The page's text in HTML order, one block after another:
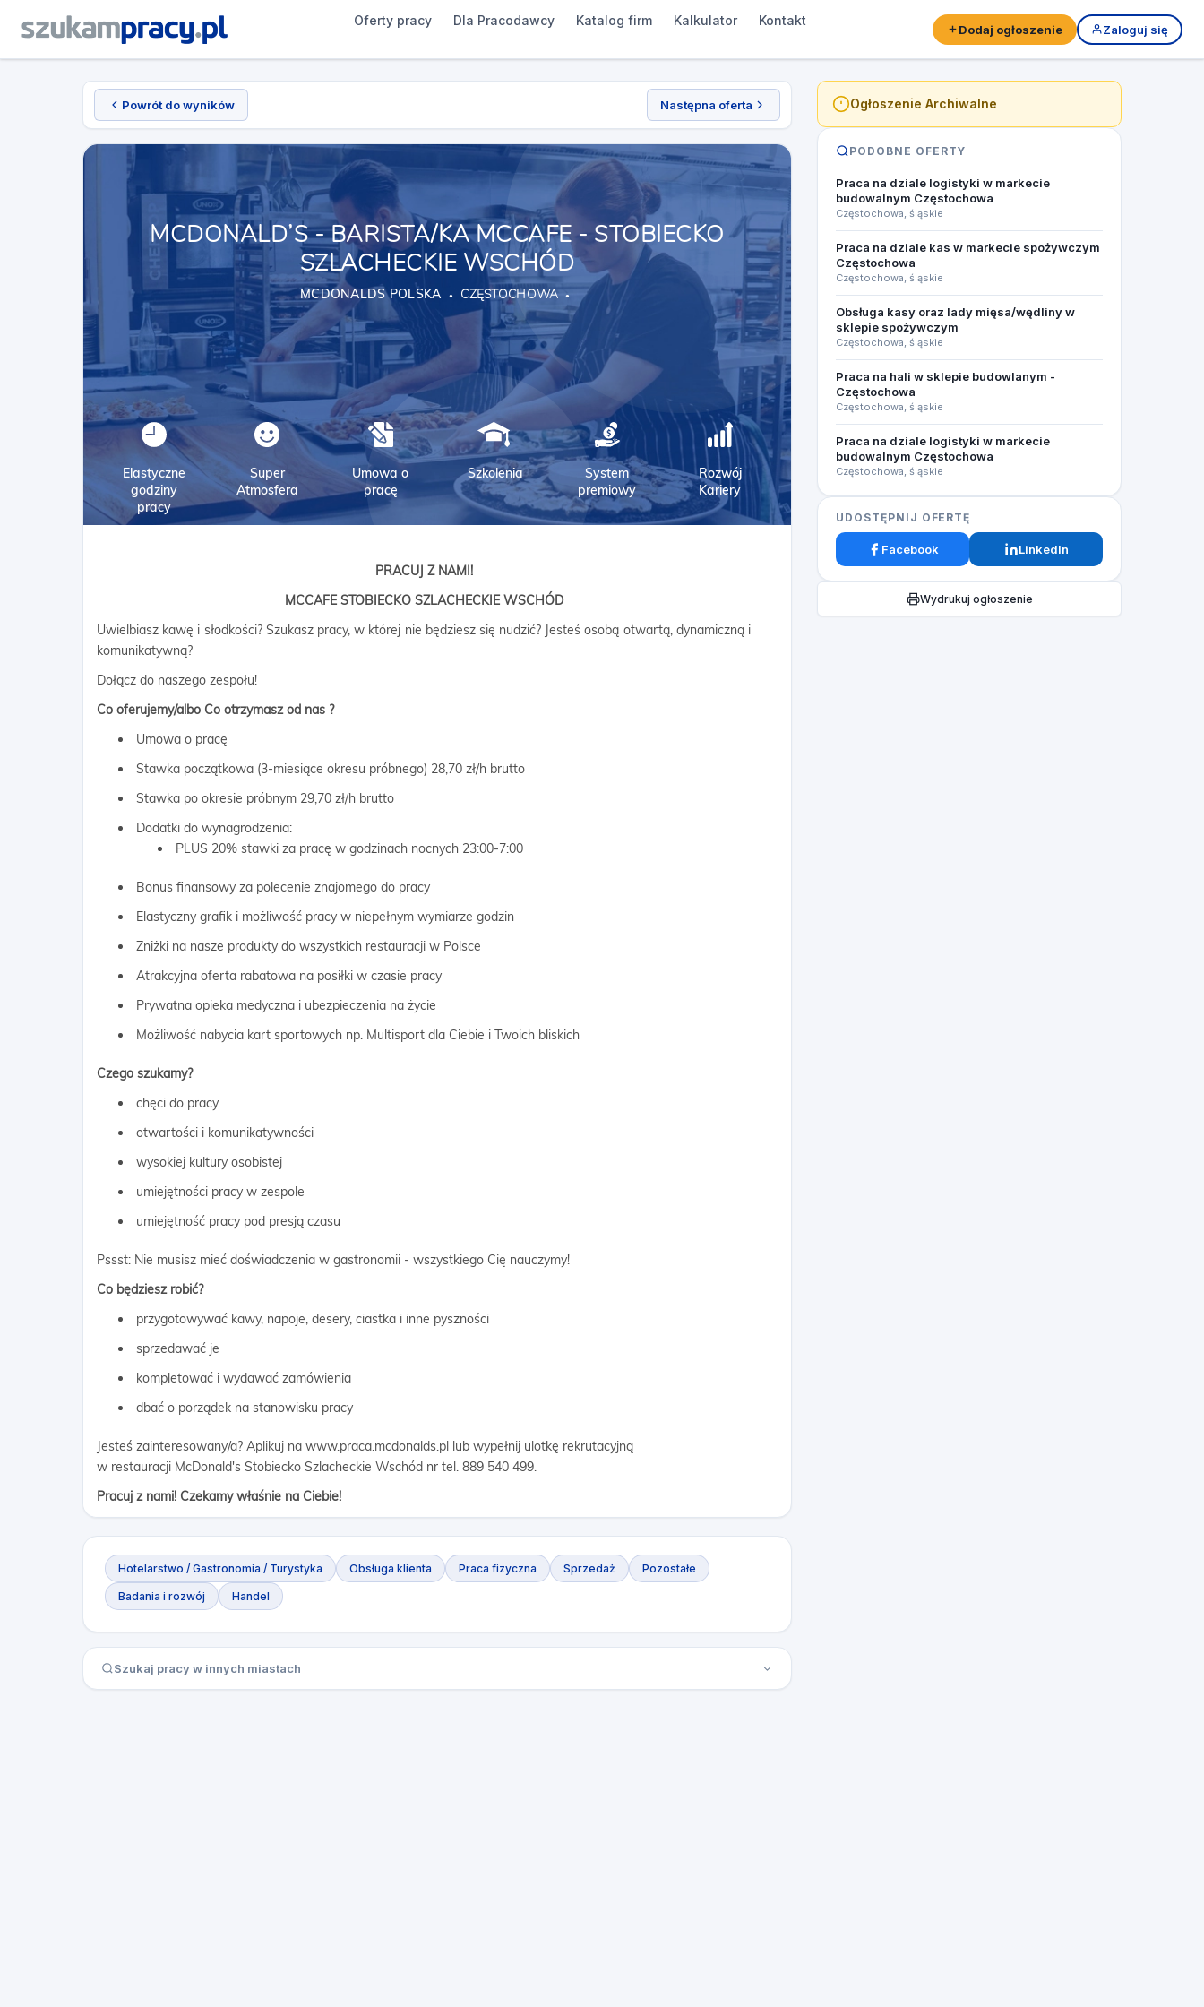
Oferty pracy Dla Pracodawcy Katalog firm Kalkulator Kontakt
Dodaj ogłoszenie Zaloguj się
Powrót do wyników Następna oferta
MCDONALD’S - BARISTA/KA MCCAFE - STOBIECKO
SZLACHECKIE WSCHÓD
MCDONALDS POLSKA CZĘSTOCHOWA
Elastyczne
godziny
pracy
Super
Atmosfera
Umowa o
pracę
Szkolenia
System
premiowy
Rozwój
Kariery
PRACUJ Z NAMI!
MCCAFE STOBIECKO SZLACHECKIE WSCHÓD
Uwielbiasz kawę i słodkości? Szukasz pracy, w której nie będziesz się nudzić? Jesteś osobą otwartą, dynamiczną i
komunikatywną?
Dołącz do naszego zespołu!
Co oferujemy/albo Co otrzymasz od nas ?
Umowa o pracę
Stawka początkowa (3-miesiące okresu próbnego) 28,70 zł/h brutto
Stawka po okresie próbnym 29,70 zł/h brutto
Dodatki do wynagrodzenia:
PLUS 20% stawki za pracę w godzinach nocnych 23:00-7:00
Bonus finansowy za polecenie znajomego do pracy
Elastyczny grafik i możliwość pracy w niepełnym wymiarze godzin
Zniżki na nasze produkty do wszystkich restauracji w Polsce
Atrakcyjna oferta rabatowa na posiłki w czasie pracy
Prywatna opieka medyczna i ubezpieczenia na życie
Możliwość nabycia kart sportowych np. Multisport dla Ciebie i Twoich bliskich
Czego szukamy?
chęci do pracy
otwartości i komunikatywności
wysokiej kultury osobistej
umiejętności pracy w zespole
umiejętność pracy pod presją czasu
Pssst: Nie musisz mieć doświadczenia w gastronomii - wszystkiego Cię nauczymy!
Co będziesz robić?
przygotowywać kawy, napoje, desery, ciastka i inne pyszności
sprzedawać je
kompletować i wydawać zamówienia
dbać o porządek na stanowisku pracy
Jesteś zainteresowany/a? Aplikuj na www.praca.mcdonalds.pl lub wypełnij ulotkę rekrutacyjną
w restauracji McDonald's Stobiecko Szlacheckie Wschód nr tel. 889 540 499.
Pracuj z nami! Czekamy właśnie na Ciebie!
Hotelarstwo / Gastronomia / Turystyka Obsługa klienta Praca fizyczna Sprzedaż Pozostałe
Badania i rozwój Handel
Szukaj pracy w innych miastach
Ogłoszenie Archiwalne
PODOBNE OFERTY
Praca na dziale logistyki w markecie
budowalnym Częstochowa
Częstochowa, śląskie
Praca na dziale kas w markecie spożywczym
Częstochowa
Częstochowa, śląskie
Obsługa kasy oraz lady mięsa/wędliny w
sklepie spożywczym
Częstochowa, śląskie
Praca na hali w sklepie budowlanym -
Częstochowa
Częstochowa, śląskie
Praca na dziale logistyki w markecie
budowalnym Częstochowa
Częstochowa, śląskie
UDOSTĘPNIJ OFERTĘ
Facebook LinkedIn
Wydrukuj ogłoszenie